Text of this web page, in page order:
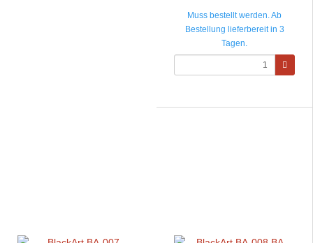
Muss bestellt werden. Ab
Bestellung lieferbereit in 3
Tagen.